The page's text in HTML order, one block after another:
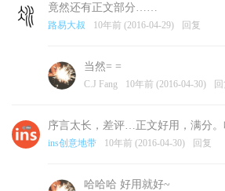
竟然还有正文部分……
路易大叔 10年前 (2016-04-29) 回复
当然= =
C.J Fang 10年前 (2016-04-30)
序言太长，差评…正文好用，满分。
ins创意地带 10年前 (2016-04-30) 回复
哈哈哈 好用就好~